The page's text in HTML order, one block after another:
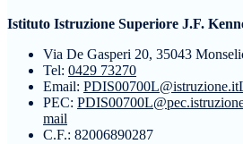
Istituto Istruzione Superiore J.F.
Via De Gasperi 20, 35043
Tel: 0429 73270
Email: PDIS00700L@istruzione.it
PEC:
mail
C.F.: 82006890287